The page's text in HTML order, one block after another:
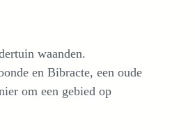
waanden.
en Bibracte, een oude
om een gebied op